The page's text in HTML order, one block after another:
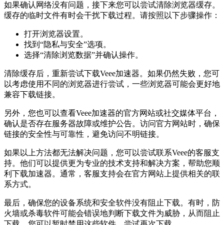
如果确认网络没有问题，接下来您可以尝试清除浏览器缓存。
缓存的临时文件有时会干扰下载过程。请按照以下步骤操作：
打开浏览器设置。
找到“隐私与安全”选项。
选择“清除浏览数据”并确认操作。
清除缓存后，重新尝试下载Veee加速器。如果仍然失败，您可
以考虑使用不同的浏览器进行尝试，一些浏览器可能会更好地
兼容下载链接。
另外，您也可以查看Veee加速器的官方网站或社交媒体平台，
确认是否存在服务器故障或维护公告。访问官方网站时，确保
链接的安全性与可靠性，避免访问不明链接。
如果以上方法都无法解决问题，您可以尝试联系Veee的客服支
持。他们可以提供更为专业的技术支持和解决方案，帮助您顺
利下载加速器。通常，客服支持会在官方网站上提供相关的联
系方式。
最后，确保您的设备系统和安全软件没有阻止下载。有时，防
火墙或杀毒软件可能会错误地判断下载文件为威胁，从而阻止